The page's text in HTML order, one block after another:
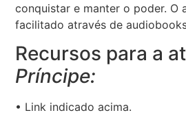
conquistar e manter o poder. O
facilitado através de
Recursos para a
Príncipe:
• Link indicado acima.